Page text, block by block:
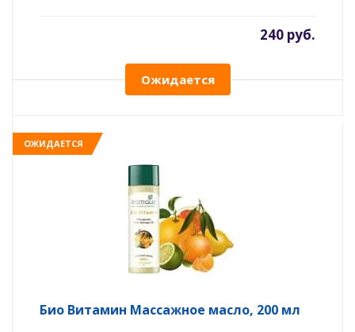
240 руб.
Ожидается
ОЖИДАЕТСЯ
Био Витамин Массажное масло, 200 мл